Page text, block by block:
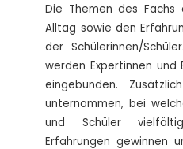
Die Themen des Fachs
Alltag sowie den
der Schülerinnen/
werden Expertinnen und
eingebunden.
unternommen, bei
und Schüler
Erfahrungen gewinnen